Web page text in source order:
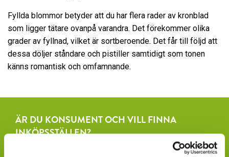
Fyllda blommor betyder att du har flera rader av kronblad
som ligger tätare ovanpå varandra. Det förekommer olika
grader av fyllnad, vilket är sortberoende. Det får till följd att
dessa döljer ståndare och pistiller samtidigt som tonen
känns romantisk och omfamnande.
ÄR DU KONSUMENT OCH VILL FINNA
INKÖPSSTÄLLEN?
Fråga efter produkterna lokalt, där du köper dina växter.